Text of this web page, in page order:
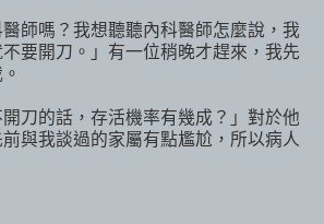
師嗎？我想聽聽內科醫師怎麼說，我
要開刀。」有一位稍晚才趕來，我先
開刀的話，存活機率有幾成？」對於他
與我談過的家屬有點尷尬，所以病人